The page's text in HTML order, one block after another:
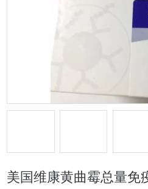
美国维康黄曲霉总量免